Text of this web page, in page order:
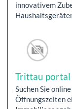
innovativem
Trittau portal
Suchen Sie
Öffnungszeiten